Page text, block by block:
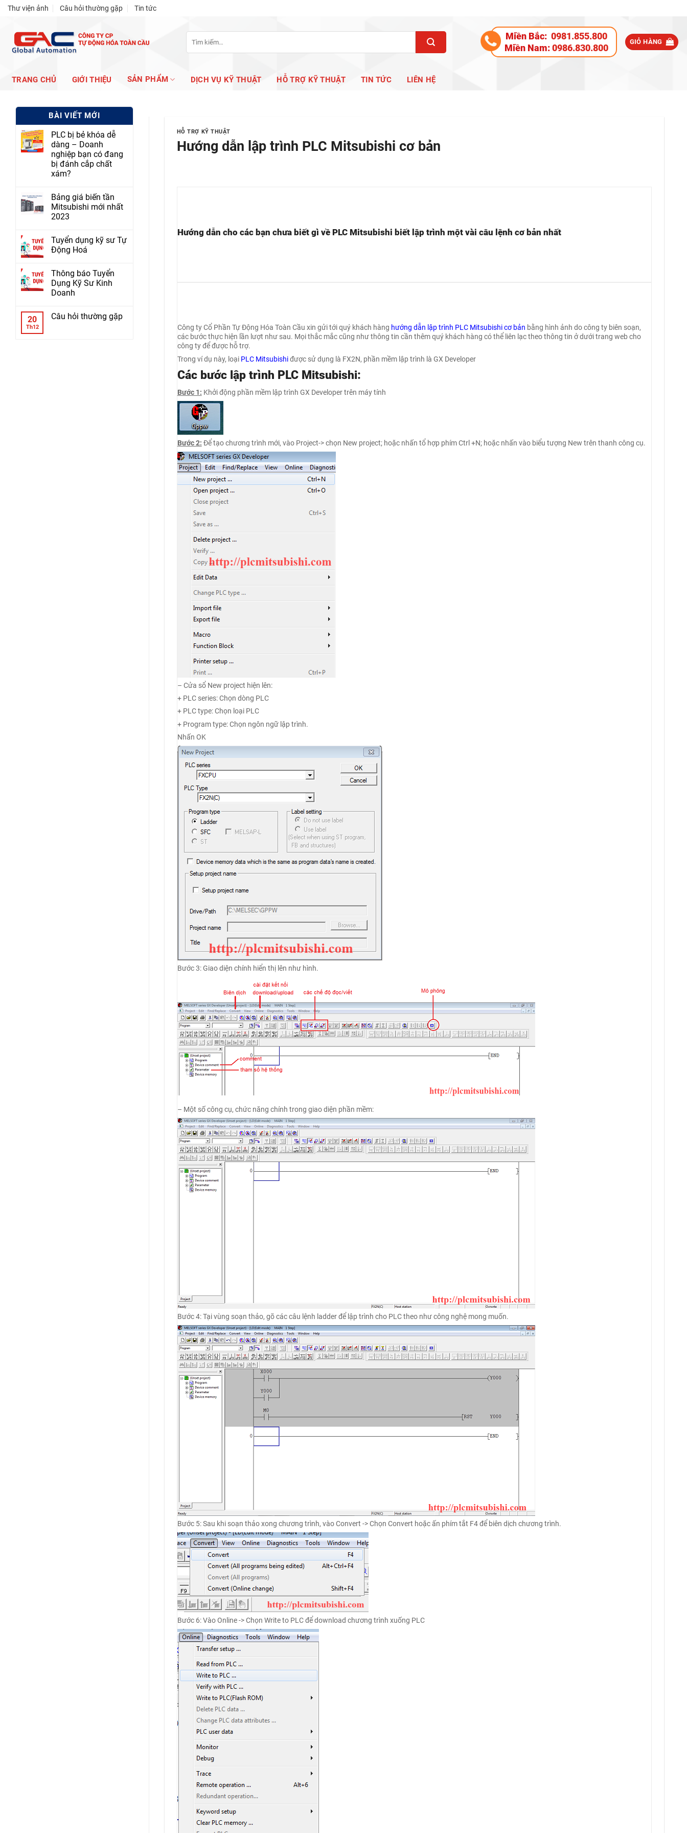
Skip
content
Thư viện ảnh Câu hỏi thường gặp Tin tức
Tìm
kiếm:
Miền Bắc: 0981.855.800
Miền Nam:0986.830.800
GIỎ HÀNG
TRANG CHỦ GIỚI THIỆU SẢN PHẨM DỊCH VỤ KỸ THUẬT HỖ TRỢ KỸ THUẬT TIN TỨC LIÊN HỆ
BÀI VIẾT MỚI
PLC bị bẻ khóa dễ
dàng – Doanh
nghiệp bạn có đang
bị đánh cắp chất
xám?
Bảng giá biến tần
Mitsubishi mới nhất
2023
Tuyển dụng kỹ sư Tự
Động Hoá
Thông báo Tuyển
Dụng Kỹ Sư Kinh
Doanh
20
Th12
Câu hỏi thường gặp
HỖ TRỢ KỸ THUẬT
Hướng dẫn lập trình PLC Mitsubishi cơ bản
Hướng dẫn cho các bạn chưa biết gì về PLC Mitsubishi biết lập trình một vài câu lệnh cơ bản nhất
Công ty Cổ Phần Tự Động Hóa Toàn Cầu xin gửi tới quý khách hàng hướng dẫn lập trình PLC Mitsubishi cơ bản bằng hình ảnh do công ty biên soạn,
các bước thực hiện lần lượt như sau. Mọi thắc mắc cũng như thông tin cần thêm quý khách hàng có thể liên lạc theo thông tin ở dưới trang web cho
công ty để được hỗ trợ.
Trong ví dụ này, loại PLC Mitsubishiđược sử dụng là FX2N, phần mềm lập trình là GX Developer
Các bước lập trình PLC Mitsubishi:
Bước 1: Khởi động phần mềm lập trình GX Developer trên máy tính
Bước 2: Để tạo chương trình mới, vào Project-> chọn New project; hoặc nhấn tổ hợp phím Ctrl +N; hoặc nhấn vào biểu tượng New trên thanh công cụ.
– Cửa sổ New project hiện lên:
+ PLC series: Chọn dòng PLC
+ PLC type: Chọn loại PLC
+ Program type: Chọn ngôn ngữ lập trình.
Nhấn OK
Bước 3: Giao diện chính hiển thị lên như hình.
– Một số công cụ, chức năng chính trong giao diện phần mềm:
Bước 4: Tại vùng soạn thảo, gõ các câu lệnh ladder để lập trình cho PLC theo như công nghệ mong muốn.
Bước 5: Sau khi soạn thảo xong chương trình, vào Convert -> Chọn Convert hoặc ấn phím tắt F4 để biên dịch chương trình.
Bước 6: Vào Online -> Chọn Write to PLC để download chương trình xuống PLC